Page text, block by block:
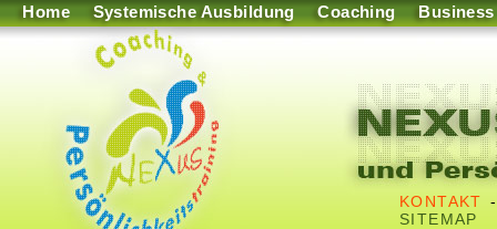
Home Systemische Ausbildung Coaching Business
KONTAKT
SITEMAP